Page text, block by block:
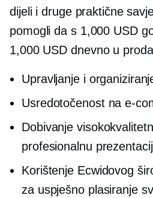
dijeli i druge praktične
pomogli da s 1,000 USD
1,000 USD dnevno u
Upravljanje i
Usredotočenost nae-
Dobivanje
profesionalnu
Korištenje Ecwidovog
za uspješno plasiranje